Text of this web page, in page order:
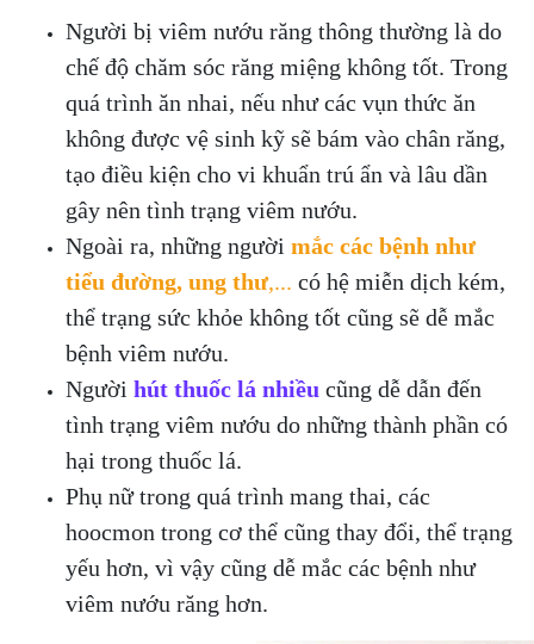
Người bị viêm nướu răng thông thường là do
chế độ chăm sóc răng miệng không tốt. Trong
quá trình ăn nhai, nếu như các vụn thức ăn
không được vệ sinh kỹ sẽ bám vào chân răng,
tạo điều kiện cho vi khuẩn trú ẩn và lâu dần
gây nên tình trạng viêm nướu.
Ngoài ra, những người mắc các bệnh như
tiểu đường, ung thư,... có hệ miễn dịch kém,
thể trạng sức khỏe không tốt cũng sẽ dễ mắc
bệnh viêm nướu.
Người hút thuốc lá nhiều cũng dễ dẫn đến
tình trạng viêm nướu do những thành phần có
hại trong thuốc lá.
Phụ nữ trong quá trình mang thai, các
hoocmon trong cơ thể cũng thay đổi, thể trạng
yếu hơn, vì vậy cũng dễ mắc các bệnh như
viêm nướu răng hơn.